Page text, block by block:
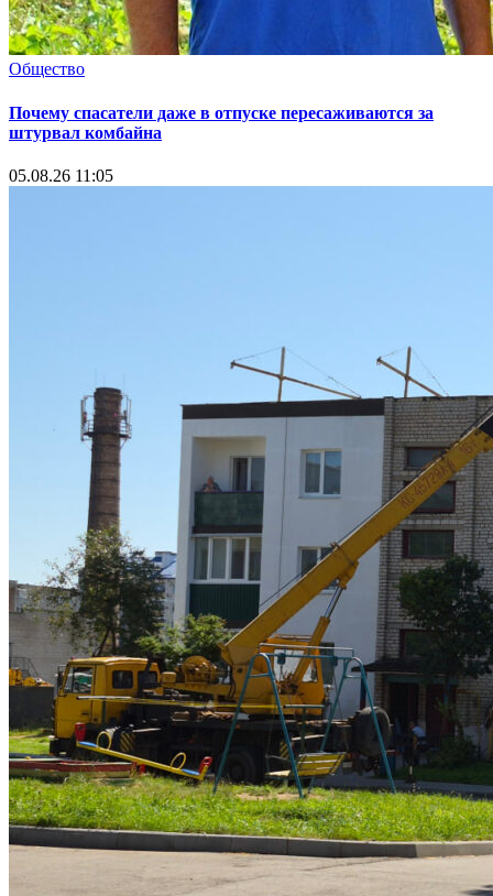
Общество
Почему спасатели даже в отпуске пересаживаются за
штурвал комбайна
05.08.26 11:05